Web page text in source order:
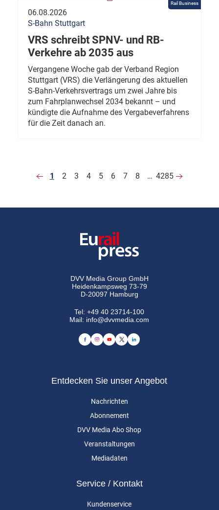
Rail Business
06.08.2026
S-Bahn Stuttgart
VRS schreibt SPNV- und RB-
Verkehre ab 2035 aus
Vergangene Woche gab der Verband Region
Stuttgart (VRS) die Verlängerung des aktuellen
S-Bahn-Verkehrsvertrags um zwei Jahre bis
zum Fahrplanwechsel 2034 bekannt – und
kündigte die Aufnahme des Vergabeverfahrens
für die Zeit danach an.
1 2 3 4 5 6 7 8 … 4285
DVV Media Group GmbH
Heidenkampsweg 73-79
D-20097 Hamburg
Tel:+49 40 23714-100
Mail: info@dvvmedia.com
Entdecken Sie unser Angebot
Nachrichten
Abonnement
DVV Media Abo Shop
Veranstaltungen
Mediadaten
Service / Kontakt
Kundenservice